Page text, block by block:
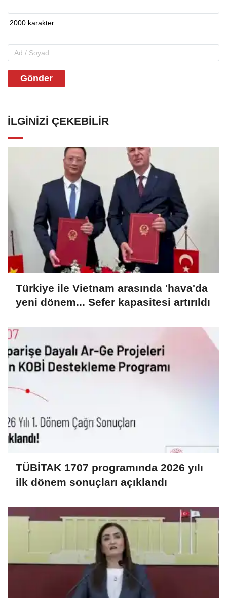
Gönder
İLGINIZI ÇEKEBILIR
Türkiye ile Vietnam arasında 'hava'da
yeni dönem... Sefer kapasitesi artırıldı
TÜBİTAK 1707 programında 2026 yılı
ilk dönem sonuçları açıklandı